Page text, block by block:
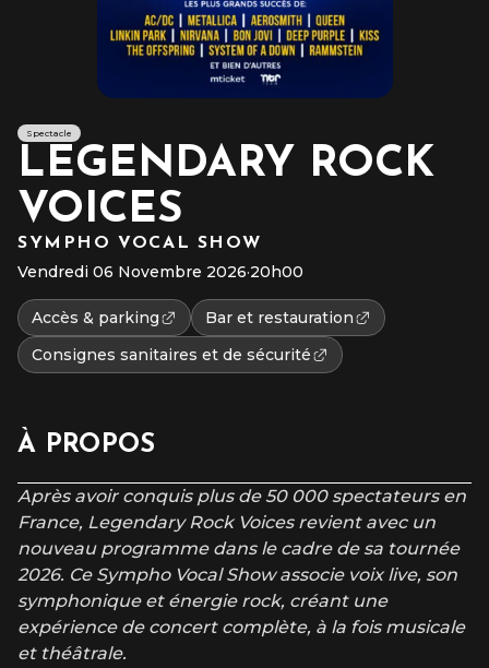
Spectacle
LEGENDARY ROCK
VOICES
SYMPHO VOCAL SHOW
Vendredi 06 Novembre 2026·20h00
Accès & parking
Bar et restauration
Consignes sanitaires et de sécurité
À PROPOS
Après avoir conquis plus de 50 000 spectateurs en
France, Legendary Rock Voices revient avec un
nouveau programme dans le cadre de sa tournée
2026. Ce Sympho Vocal Show associe voix live, son
symphonique et énergie rock, créant une
expérience de concert complète, à la fois musicale
et théâtrale.